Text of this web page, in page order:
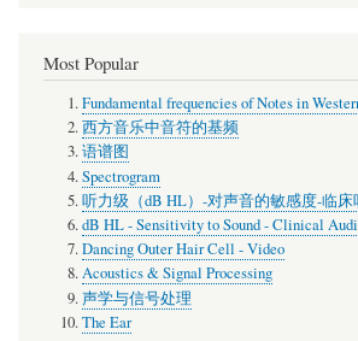
Most Popular
Fundamental frequencies of Notes in
西方音乐中音符的基频
语谱图
Spectrogram
听力级（dB HL）-对声音的敏感度-临床
dB HL - Sensitivity to Sound - Clinical
Dancing Outer Hair Cell - Video
Acoustics & Signal Processing
声学与信号处理
The Ear